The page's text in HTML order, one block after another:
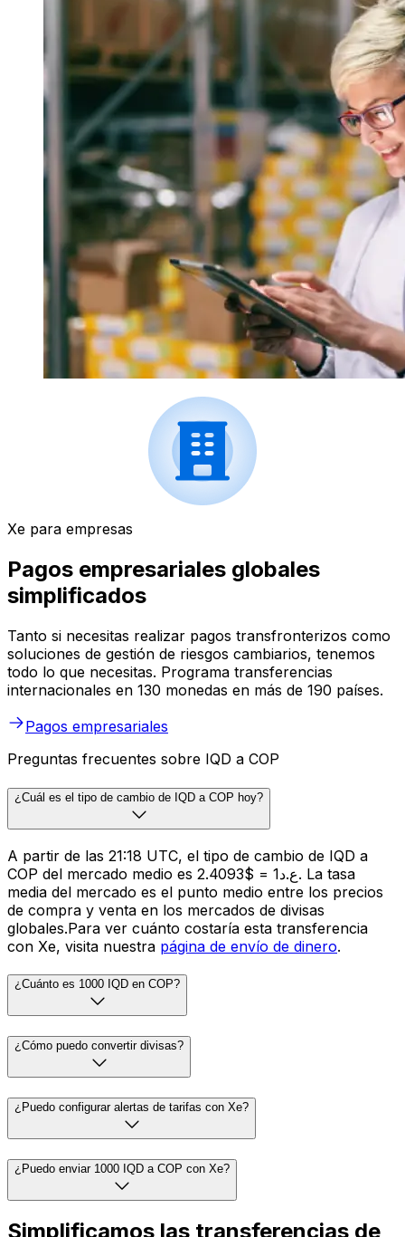
Xe para empresas
Pagos empresariales globales
simplificados
Tanto si necesitas realizar pagos transfronterizos como
soluciones de gestión de riesgos cambiarios, tenemos
todo lo que necesitas. Programa transferencias
internacionales en 130 monedas en más de 190 países.
Pagos empresariales
Preguntas frecuentes sobre IQD a COP
¿Cuál es el tipo de cambio de IQD a COP hoy?
A partir de las 21:18 UTC, el tipo de cambio de IQD a
COP del mercado medio es ع.د1 = $2.4093. La tasa
media del mercado es el punto medio entre los precios
de compra y venta en los mercados de divisas
globales.Para ver cuánto costaría esta transferencia
con Xe, visita nuestra página de envío de dinero.
¿Cuánto es 1000 IQD en COP?
¿Cómo puedo convertir divisas?
¿Puedo configurar alertas de tarifas con Xe?
¿Puedo enviar 1000 IQD a COP con Xe?
Simplificamos las transferencias de